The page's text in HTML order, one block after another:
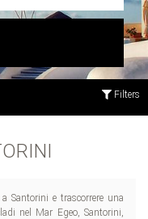
Filters
Santorini e trascorrere una
nel Mar Egeo, Santorini,
tranquillo e per quanto
Santorini è un luogo